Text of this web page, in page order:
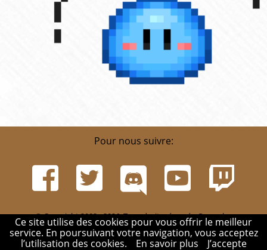
Pour nous suivre:
© Copyright 2002 - 2026. Tous droits réservés. Pour plus
d'informations, rendez-vous sur la page Infos.
Mentions légales-Contact-Réglement-Mon compte
Ce site utilise des cookies pour vous offrir le meilleur
service. En poursuivant votre navigation, vous acceptez
l’utilisation des cookies.
En savoir plus J’accepte